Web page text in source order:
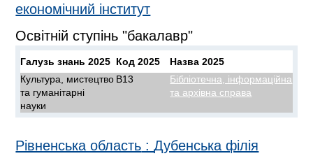
економічний інститут
Освітній ступінь "бакалавр"
Галузь знань 2025 Код 2025
Назва 2025
Культура, мистецтво
та гуманітарні
науки
B13
Бібліотечна, інформаційна
та архівна справа
Рівненська область :Дубенська філія